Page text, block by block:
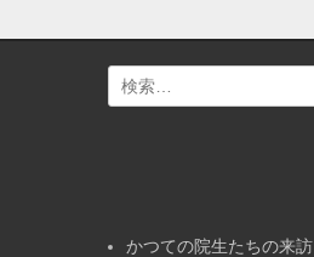
ン索:
かつての院生たちの来訪